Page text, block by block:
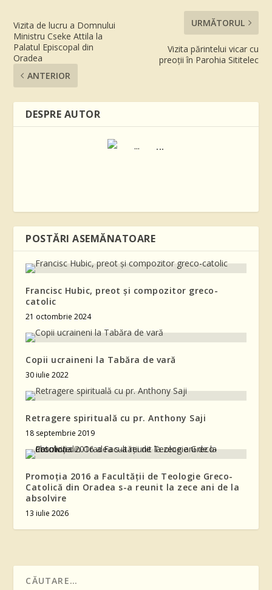
Vizita de lucru a Domnului
Ministru Cseke Attila la
Palatul Episcopal din
Oradea
ANTERIOR
URMĂTORUL
Vizita părintelui vicar cu
preoții în Parohia Sititelec
DESPRE AUTOR
...
POSTĂRI ASEMĂNATOARE
Francisc Hubic, preot și compozitor greco-
catolic
21 octombrie 2024
Copii ucraineni la Tabăra de vară
30 iulie 2022
Retragere spirituală cu pr. Anthony Saji
18 septembrie 2019
Promoția 2016 a Facultății de Teologie Greco-
Catolică din Oradea s-a reunit la zece ani de la
absolvire
13 iulie 2026